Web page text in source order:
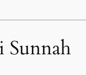
Sunnah